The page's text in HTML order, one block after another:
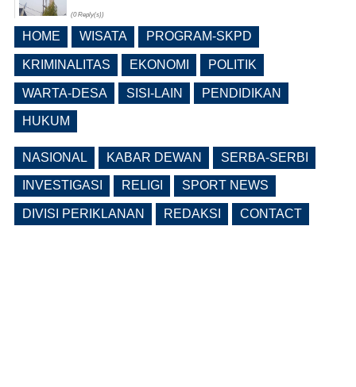
(0 Reply(s))
Ruang, Pelanggaran Berpotensi
Fasilitas
(0 Reply(s))
HOME WISATA PROGRAM-SKPD
KRIMINALITAS EKONOMI POLITIK
WARTA-DESA SISI-LAIN PENDIDIKAN
HUKUM
NASIONAL KABAR DEWAN SERBA-SERBI
INVESTIGASI RELIGI SPORT NEWS
DIVISI PERIKLANAN REDAKSI CONTACT